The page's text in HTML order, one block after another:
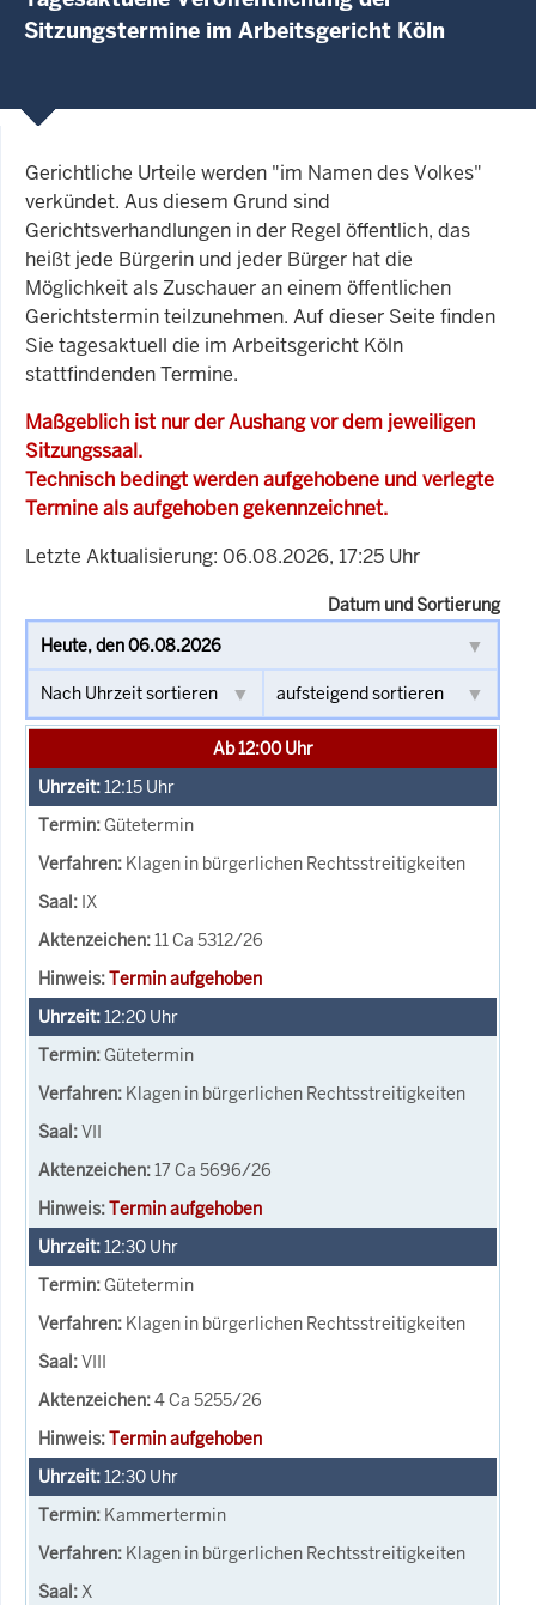
Sitzungstermine im Arbeitsgericht Köln
Gerichtliche Urteile werden "im Namen des Volkes"
verkündet. Aus diesem Grund sind
Gerichtsverhandlungen in der Regel öffentlich, das
heißt jede Bürgerin und jeder Bürger hat die
Möglichkeit als Zuschauer an einem öffentlichen
Gerichtstermin teilzunehmen. Auf dieser Seite finden
Sie tagesaktuell die im Arbeitsgericht Köln
stattfindenden Termine.
Maßgeblich ist nur der Aushang vor dem jeweiligen
Sitzungssaal.
Technisch bedingt werden aufgehobene und verlegte
Termine als aufgehoben gekennzeichnet.
Letzte Aktualisierung: 06.08.2026, 17:25 Uhr
Datum und Sortierung
Ab 12:00 Uhr
12:15 Uhr
Gütetermin
Klagen in bürgerlichen Rechtsstreitigkeiten
IX
11 Ca 5312/26
Termin aufgehoben
12:20 Uhr
Gütetermin
Klagen in bürgerlichen Rechtsstreitigkeiten
VII
17 Ca 5696/26
Termin aufgehoben
12:30 Uhr
Gütetermin
Klagen in bürgerlichen Rechtsstreitigkeiten
VIII
4 Ca 5255/26
Termin aufgehoben
12:30 Uhr
Kammertermin
Klagen in bürgerlichen Rechtsstreitigkeiten
X